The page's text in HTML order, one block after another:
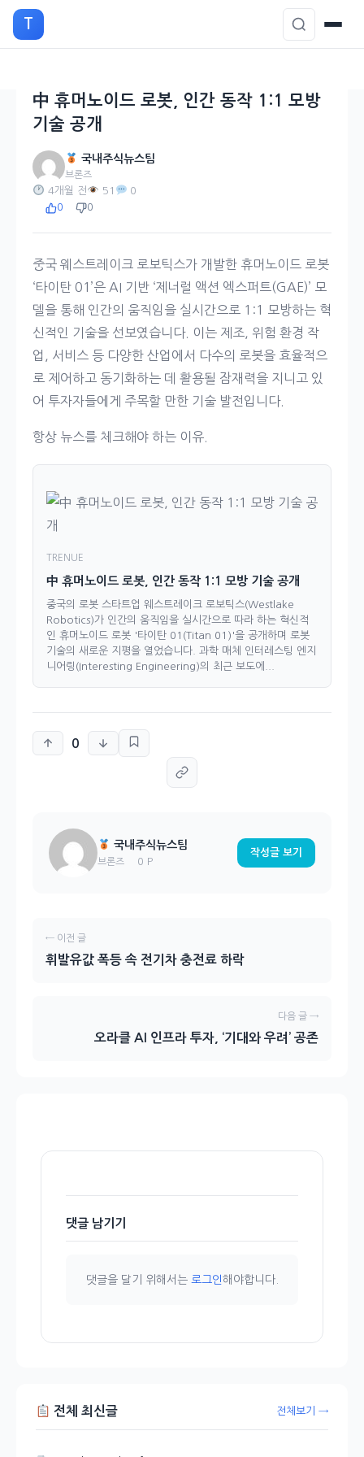
으
T
中 휴머노이드 로봇, 인간 동작 1:1 모방
기술 공개
국내주식뉴스팀
브론즈
4개월 전 51 0
0 0
중국 웨스트레이크 로보틱스가 개발한 휴머노이드 로봇
‘타이탄 01’은 AI 기반 ‘제너럴 액션 엑스퍼트(GAE)’ 모
델을 통해 인간의 움직임을 실시간으로 1:1 모방하는 혁
신적인 기술을 선보였습니다. 이는 제조, 위험 환경 작
업, 서비스 등 다양한 산업에서 다수의 로봇을 효율적으
로 제어하고 동기화하는 데 활용될 잠재력을 지니고 있
어 투자자들에게 주목할 만한 기술 발전입니다.
항상 뉴스를 체크해야 하는 이유.
TRENUE
中 휴머노이드 로봇, 인간 동작 1:1 모방 기술 공개
중국의 로봇 스타트업 웨스트레이크 로보틱스(Westlake
Robotics)가 인간의 움직임을 실시간으로 따라 하는 혁신적
인 휴머노이드 로봇 '타이탄 01(Titan 01)'을 공개하며 로봇
기술의 새로운 지평을 열었습니다. 과학 매체 인터레스팅 엔지
니어링(Interesting Engineering)의 최근 보도에...
0
국내주식뉴스팀
브론즈 0 P
작성글 보기
← 이전 글
휘발유값 폭등 속 전기차 충전료 하락
다음 글 →
오라클 AI 인프라 투자, ‘기대와 우려’ 공존
댓글 남기기
댓글을 달기 위해서는 로그인해야합니다.
전체 최신글 전체보기 →